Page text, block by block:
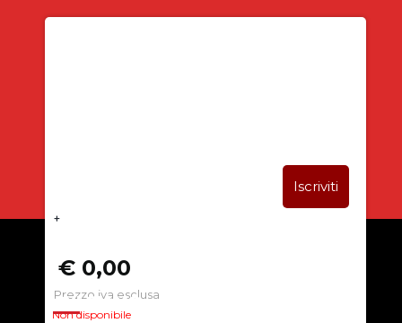
+
€ 0,00
Prezzo iva esclusa
Non disponibile
CHI SIAMO